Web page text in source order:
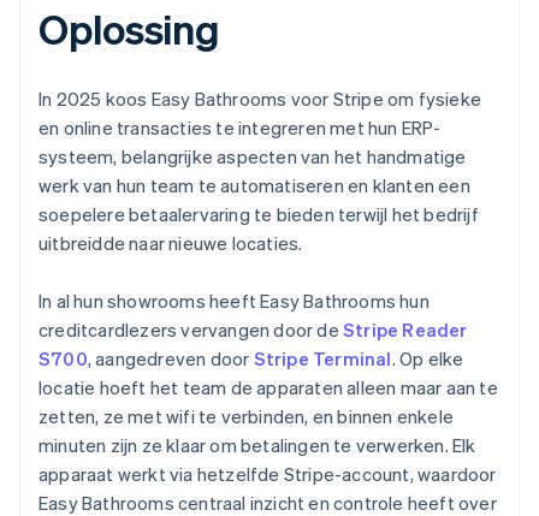
Oplossing
In 2025 koos Easy Bathrooms voor Stripe om fysieke
en online transacties te integreren met hun ERP-
systeem, belangrijke aspecten van het handmatige
werk van hun team te automatiseren en klanten een
soepelere betaalervaring te bieden terwijl het bedrijf
uitbreidde naar nieuwe locaties.
In al hun showrooms heeft Easy Bathrooms hun
creditcardlezers vervangen door de Stripe Reader
S700, aangedreven door Stripe Terminal. Op elke
locatie hoeft het team de apparaten alleen maar aan te
zetten, ze met wifi te verbinden, en binnen enkele
minuten zijn ze klaar om betalingen te verwerken. Elk
apparaat werkt via hetzelfde Stripe-account, waardoor
Easy Bathrooms centraal inzicht en controle heeft over